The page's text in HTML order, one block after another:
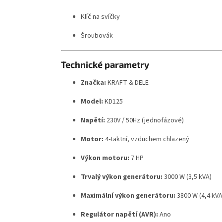
Klíč na svíčky
Šroubovák
Technické parametry
Značka: KRAFT & DELE
Model: KD125
Napětí: 230V / 50Hz (jednofázové)
Motor: 4-taktní, vzduchem chlazený
Výkon motoru: 7 HP
Trvalý výkon generátoru: 3000 W (3,5 kVA)
Maximální výkon generátoru: 3800 W (4,4
Regulátor napětí (AVR): Ano